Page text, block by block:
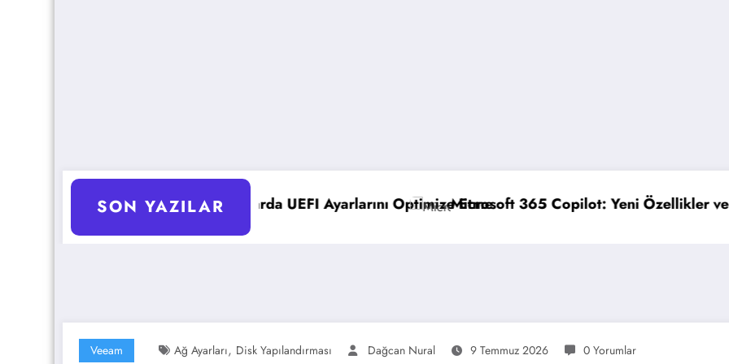
SON YAZILAR
Sunucularda UEFI Ayarlarını Optimize EtmeMicrosoft 365 Copilot: Yeni Özellikler ve AvantajlarGPO
Veeam Ağ Ayarları, Disk Yapılandırması Dağcan Nural 9 Temmuz 2026 0 Yorumlar